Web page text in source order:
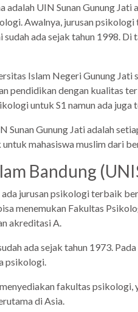
adalah UIN Sunan Gunung
Awalnya, jurusan
ada sejak tahun 1998.
Islam Negeri Gunung Jati
pendidikan dengan kualitas
untuk S1 namun ada juga
Sunan Gunung Jati adalah
mahasiswa muslim dari
Bandung
jurusan psikologi terbaik
menemukan Fakultas
akreditasi A.
ada sejak tahun 1973.
psikologi.
fakultas
di Asia.